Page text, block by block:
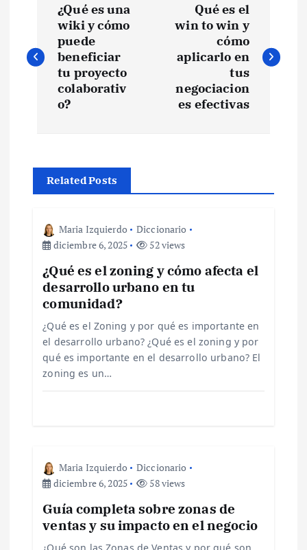
v
a
c
¿Qué es una
wiki y cómo
puede
beneficiar
tu proyecto
colaborativ
o?
Qué es el
win to win y
cómo
aplicarlo en
tus
negociacion
es efectivas
Related Posts
Maria Izquierdo
Diccionario
diciembre 6, 2025
52 views
¿Qué es el zoning y cómo afecta el
desarrollo urbano en tu
comunidad?
¿Qué es el Zoning y por qué es importante en
el desarrollo urbano? ¿Qué es el zoning y por
qué es importante en el desarrollo urbano? El
zoning es un…
Maria Izquierdo
Diccionario
diciembre 6, 2025
58 views
Guía completa sobre zonas de
ventas y su impacto en el negocio